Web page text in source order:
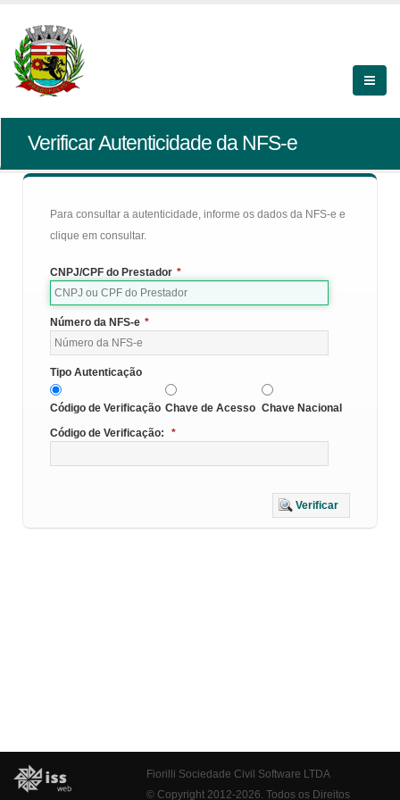
Verificar Autenticidade da NFS-e
Para consultar a autenticidade, informe os dados da NFS-e e
clique em consultar.
CNPJ/CPF do Prestador *
Número da NFS-e *
Tipo Autenticação
Código de Verificação Chave de Acesso Chave Nacional
Código de Verificação:
*
Verificar
Fiorilli Sociedade Civil Software LTDA
© Copyright 2012-2026. Todos os Direitos